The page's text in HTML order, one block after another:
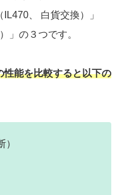
（IL470、 白貨交換）」
」の３つです。
性能を比較すると以下の